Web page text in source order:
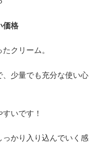
価格
クリーム。
少量でも充分な使い心
いです！
かり入り込んでいく感